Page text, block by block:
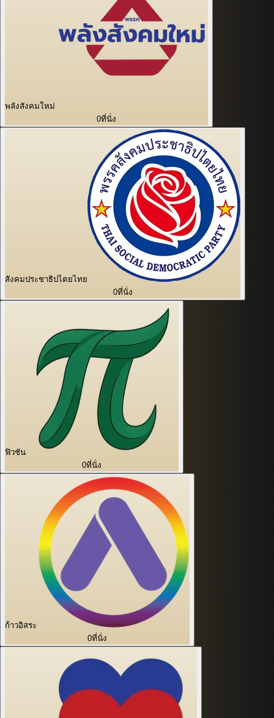
พลังสังคมใหม่
0ที่นั่ง
สังคมประชาธิปไตยไทย
0ที่นั่ง
ฟิวชัน
0ที่นั่ง
ก้าวอิสระ
0ที่นั่ง